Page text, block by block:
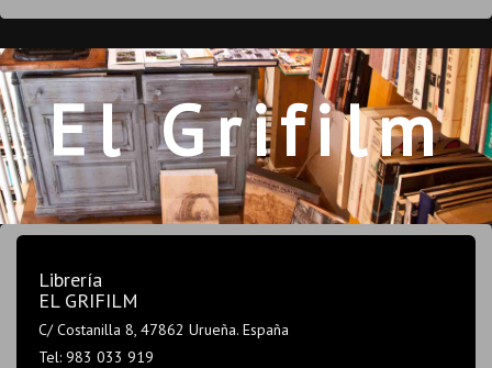
El Grifilm
Librería
EL GRIFILM
C/ Costanilla 8, 47862 Urueña. España
Tel: 983 033 919